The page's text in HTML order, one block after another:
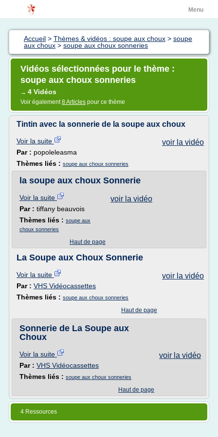
Menu
Accueil > Thèmes & vidéos : soupe aux choux > soupe
aux choux > soupe aux choux sonneries
Vidéos sélectionnées pour le thème :
soupe aux choux sonneries
→ 4 Vidéos
Voir également8 Articles pour ce thème
Tintin avec la sonnerie de la soupe aux choux
voir la vidéo
Voir la suite
Par : popoleleasma
Thèmes liés : soupe aux choux sonneries
la soupe aux choux Sonnerie
voir la vidéo
Voir la suite
Par : tiffany beauvois
Thèmes liés : soupe aux
choux sonneries
Haut de page
La Soupe aux Choux Sonnerie
voir la vidéo
Voir la suite
Par : VHS Vidéocassettes
Thèmes liés : soupe aux choux sonneries
Haut de page
Sonnerie de La Soupe aux
Choux
voir la vidéo
Voir la suite
Par : VHS Vidéocassettes
Thèmes liés : soupe aux choux sonneries
Haut de page
4 Ressources